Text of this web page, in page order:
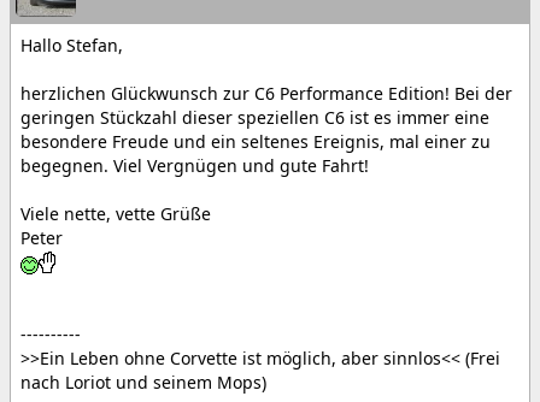
Hallo Stefan,
herzlichen Glückwunsch zur C6 Performance Edition! Bei der
geringen Stückzahl dieser speziellen C6 ist es immer eine
besondere Freude und ein seltenes Ereignis, mal einer zu
begegnen. Viel Vergnügen und gute Fahrt!
Viele nette, vette Grüße
Peter
----------
>>Ein Leben ohne Corvette ist möglich, aber sinnlos<< (Frei
nach Loriot und seinem Mops)